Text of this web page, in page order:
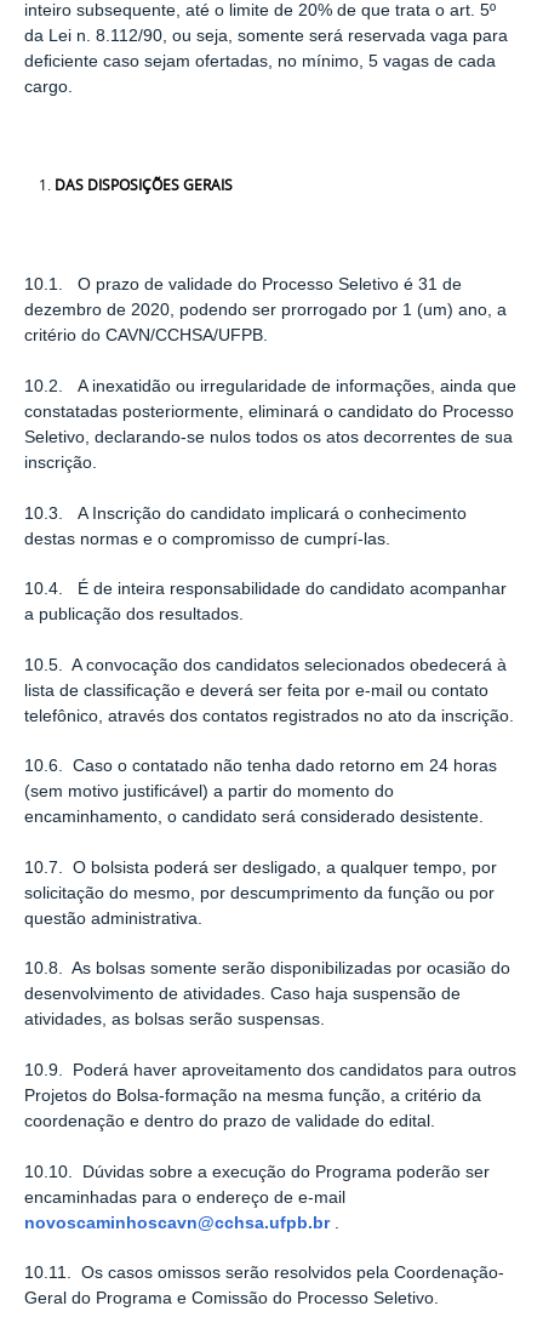
inteiro subsequente, até o limite de 20% de que trata o art. 5º
da Lei n. 8.112/90, ou seja, somente será reservada vaga para
deﬁciente caso sejam ofertadas, no mínimo, 5 vagas de cada
cargo.
DAS DISPOSIÇÕES GERAIS
10.1. O prazo de validade do Processo Seletivo é 31 de
dezembro de 2020, podendo ser prorrogado por 1 (um) ano, a
critério do CAVN/CCHSA/UFPB.
10.2. A inexatidão ou irregularidade de informações, ainda que
constatadas posteriormente, eliminará o candidato do Processo
Seletivo, declarando-se nulos todos os atos decorrentes de sua
inscrição.
10.3. A Inscrição do candidato implicará o conhecimento
destas normas e o compromisso de cumprí-las.
10.4. É de inteira responsabilidade do candidato acompanhar
a publicação dos resultados.
10.5. A convocação dos candidatos selecionados obedecerá à
lista de classiﬁcação e deverá ser feita por e-mail ou contato
telefônico, através dos contatos registrados no ato da inscrição.
10.6. Caso o contatado não tenha dado retorno em 24 horas
(sem motivo justificável) a partir do momento do
encaminhamento, o candidato será considerado desistente.
10.7. O bolsista poderá ser desligado, a qualquer tempo, por
solicitação do mesmo, por descumprimento da função ou por
questão administrativa.
10.8. As bolsas somente serão disponibilizadas por ocasião do
desenvolvimento de atividades. Caso haja suspensão de
atividades, as bolsas serão suspensas.
10.9. Poderá haver aproveitamento dos candidatos para outros
Projetos do Bolsa-formação na mesma função, a critério da
coordenação e dentro do prazo de validade do edital.
10.10. Dúvidas sobre a execução do Programa poderão ser
encaminhadas para o endereço de e-mail
novoscaminhoscavn@cchsa.ufpb.br
10.11. Os casos omissos serão resolvidos pela Coordenação-
Geral do Programa e Comissão do Processo Seletivo.